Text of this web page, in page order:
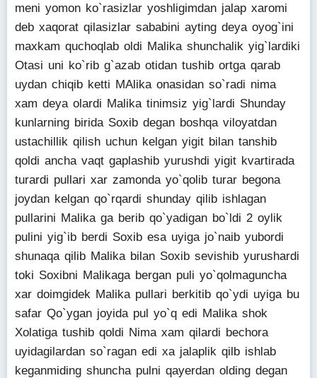
meni yomon ko`rasizlar yoshligimdan jalap xaromi
deb xaqorat qilasizlar sababini ayting deya oyog`ini
maxkam quchoqlab oldi Malika shunchalik yig`lardiki
Otasi uni ko`rib g`azab otidan tushib ortga qarab
uydan chiqib ketti MAlika onasidan so`radi nima
xam deya olardi Malika tinimsiz yig`lardi Shunday
kunlarning birida Soxib degan boshqa viloyatdan
ustachillik qilish uchun kelgan yigit bilan tanshib
qoldi ancha vaqt gaplashib yurushdi yigit kvartirada
turardi pullari xar zamonda yo`qolib turar begona
joydan kelgan qo`rqardi shunday qilib ishlagan
pullarini Malika ga berib qo`yadigan bo`ldi 2 oylik
pulini yig`ib berdi Soxib esa uyiga jo`naib yubordi
shunaqa qilib Malika bilan Soxib sevishib yurushardi
toki Soxibni Malikaga bergan puli yo`qolmaguncha
xar doimgidek Malika pullari berkitib qo`ydi uyiga bu
safar Qo`ygan joyida pul yo`q edi Malika shok
Xolatiga tushib qoldi Nima xam qilardi bechora
uyidagilardan so`ragan edi xa jalaplik qilb ishlab
keganmiding shuncha pulni qayerdan olding degan